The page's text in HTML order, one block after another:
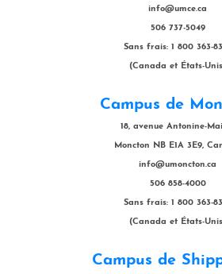
info@umce.ca
506 737-5049
Sans frais: 1 800 363-
(Canada et États-
Campus de
18, avenue Antonine-
Moncton NB E1A 3E9,
info@umoncton.ca
506 858-4000
Sans frais: 1 800 363-
(Canada et États-
Campus de